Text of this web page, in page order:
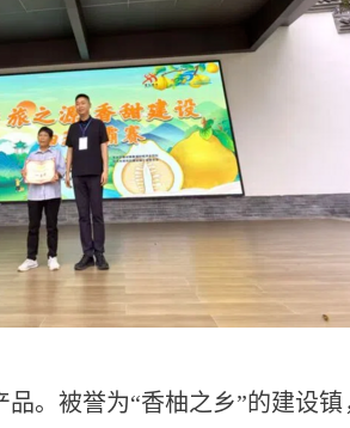
。被誉为“香柚之乡”的建设